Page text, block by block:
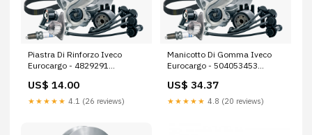
Piastra Di Rinforzo Iveco
Eurocargo - 4829291
US$ 14.00
★★★★★ 4.1 (26 reviews)
Manicotto Di Gomma Iveco
Eurocargo - 504053453
US$ 34.37
★★★★★ 4.8 (20 reviews)